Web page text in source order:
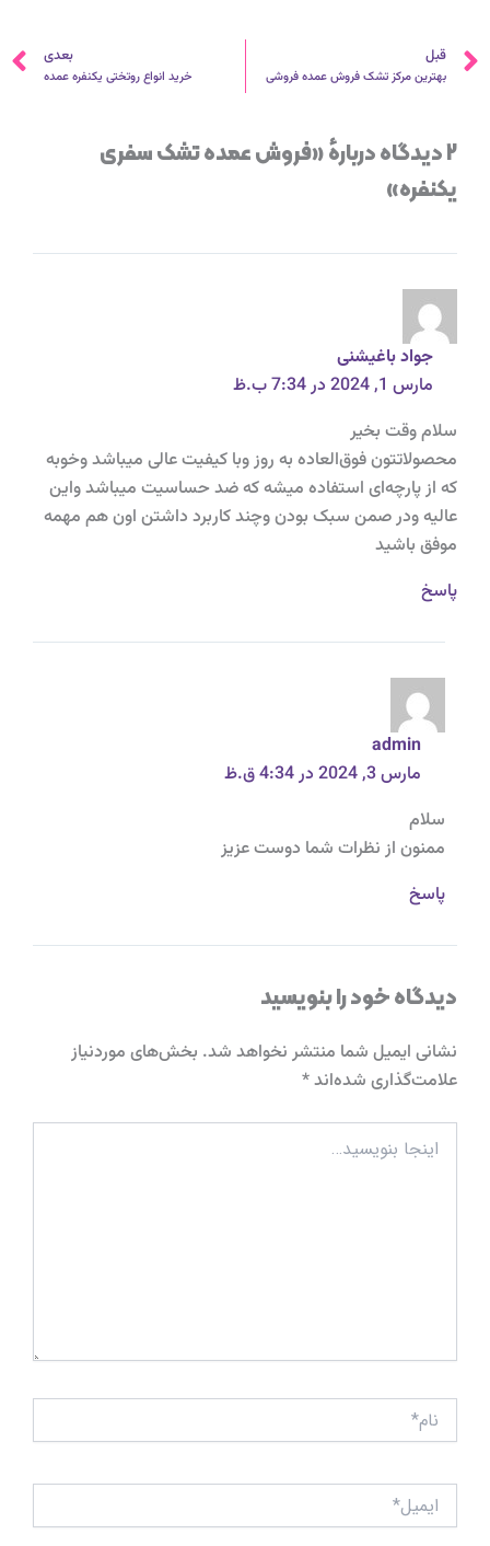
قبلی
قبل
بهترین مرکز تشک فروش عمده فروشی
بعدی
خرید انواع روتختی یکنفره عمده
2 دیدگاه دربارهٔ «فروش عمده تشک سفری
یکنفره»
جواد باغیشنی
مارس 1, 2024 در 7:34 ب.ظ
سلام وقت بخیر
محصولاتتون فوق‌العاده به روز وبا کیفیت عالی میباشد وخوبه
که از پارچه‌ای استفاده میشه که ضد حساسیت میباشد واین
عالیه ودر صمن سبک بودن وچند کاربرد داشتن اون هم مهمه
موفق باشید
پاسخ
admin
مارس 3, 2024 در 4:34 ق.ظ
سلام
ممنون از نظرات شما دوست عزیز
پاسخ
دیدگاه‌ خود را بنویسید
نشانی ایمیل شما منتشر نخواهد شد. بخش‌های موردنیاز
علامت‌گذاری شده‌اند*
بنویسید…
ایمیل*